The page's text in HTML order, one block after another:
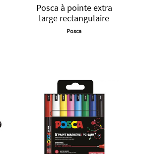
Posca à pointe extra
large rectangulaire
Posca